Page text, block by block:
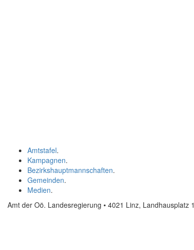
Amtstafel.
Kampagnen.
Bezirkshauptmannschaften.
Gemeinden.
Medien.
Amt der Oö. Landesregierung • 4021 Linz, Landhausplatz 1